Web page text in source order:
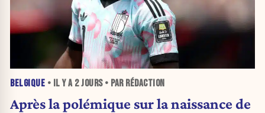
BELGIQUE • IL Y A 2 JOURS• PAR RÉDACTION
Après la polémique sur la naissance de